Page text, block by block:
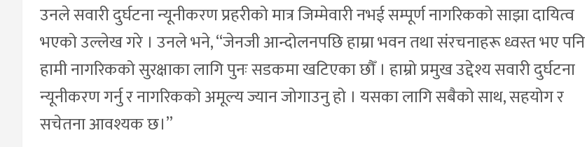
उनले सवारी दुर्घटना न्यूनीकरण प्रहरीको मात्र जिम्मेवारी नभई सम्पूर्ण नागरिकको साझा दायित्व
भएको उल्लेख गरे । उनले भने, “जेनजी आन्दोलनपछि हाम्रा भवन तथा संरचनाहरू ध्वस्त भए पनि
हामी नागरिकको सुरक्षाका लागि पुनः सडकमा खटिएका छौँ । हाम्रो प्रमुख उद्देश्य सवारी दुर्घटना
न्यूनीकरण गर्नु र नागरिकको अमूल्य ज्यान जोगाउनु हो । यसका लागि सबैको साथ, सहयोग र
सचेतना आवश्यक छ।”